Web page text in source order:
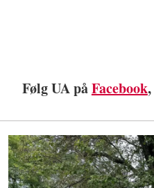
Følg UA påFacebook,